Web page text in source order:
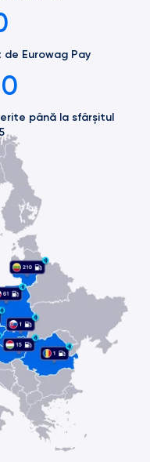
Eurowag Pay
până la sfârșitul